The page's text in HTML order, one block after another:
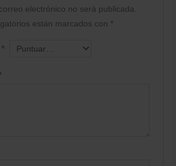
electrónico no será publicada.
están marcados con *
*